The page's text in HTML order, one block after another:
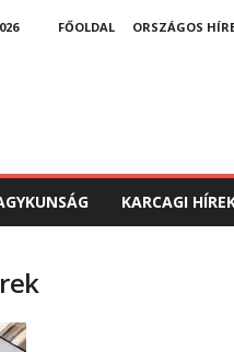
FŐOLDAL ORSZÁGOS
KARCAGI